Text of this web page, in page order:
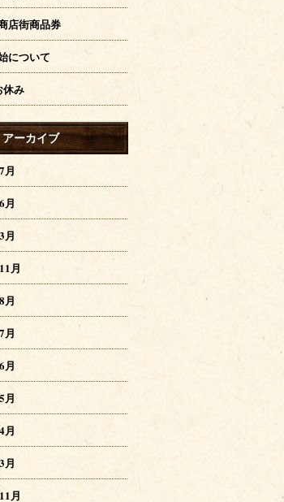
店街商品券
について
休み
アーカイブ
月
月
月
月
月
月
月
月
月
月
月